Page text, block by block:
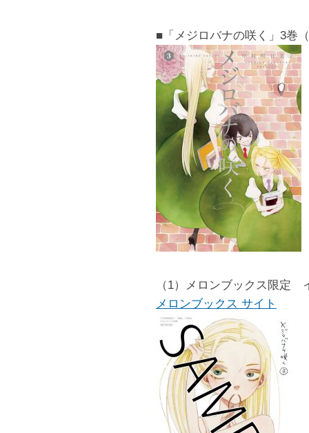
■「メジロバナの咲く」3巻
（1）メロンブックス限定
メロンブックス サイト